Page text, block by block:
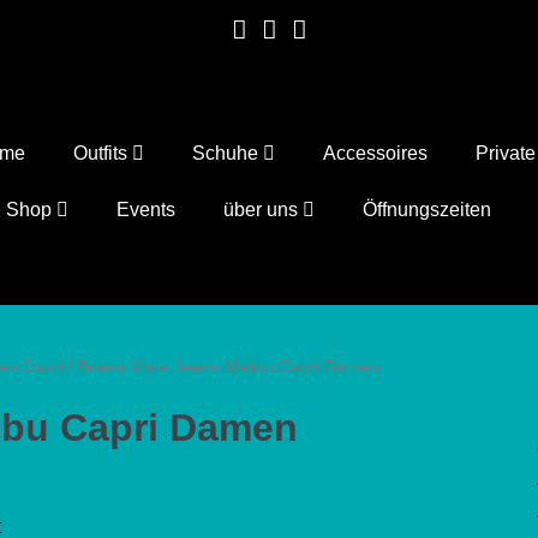
Outfits Schuhe Accessoires
Shop Events über uns Öffnungszeiten
Capri / Buena Vista Jeans Malibu Capri Damen
Capri Damen